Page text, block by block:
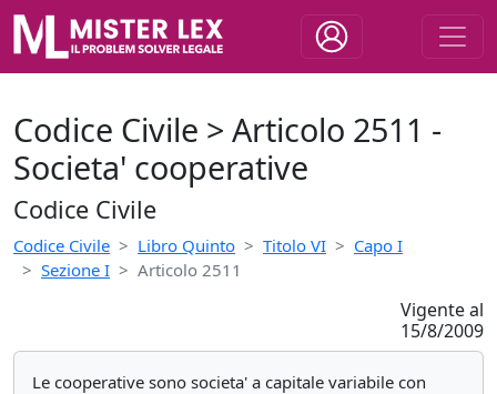
Codice Civile > Articolo 2511 -
Societa' cooperative
Codice Civile
Codice Civile Libro Quinto Titolo VI
Capo I
Sezione I
Articolo 2511
Vigente al
15/8/2009
Le cooperative sono societa' a capitale variabile con